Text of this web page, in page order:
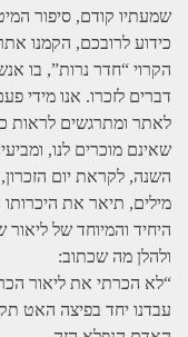
שמעתיו קודם, סיפור
כידוע לרובכם, הקמנו
הקרוי “חדר נרות”, בו
דברים לזכרו. אנו מידי
לאתר ומתרגשים לראות
שאינם מוכרים לנו,
השנה, לקראת יום
מילים, תיאר את
היחיד והמיוחד של ליאור
ולהלן מה שכתוב:
“לא הכרתי את ליאור
עבדנו יחד בפיצה האט